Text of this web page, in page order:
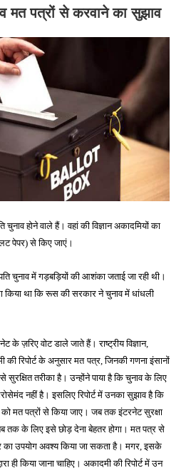
मत पत्रों से करवाने का सुझाव
चुनाव होने वाले हैं। वहां की विज्ञान अकादमियों का
पेपर)से किए जाएं।
चुनाव में गड़बड़ियों की आशंका जताई जा रही थी।
किया था कि रूस की सरकार ने चुनाव में धांधली
के ज़रिए वोट डाले जाते हैं। राष्ट्रीय विज्ञान,
की रिपोर्ट के अनुसार मत पत्र,जिनकी गणना इंसानों
तरीका है। उन्होंने पाया है कि चुनाव के लिए
नहीं है। इसलिए रिपोर्ट में उनका सुझाव है कि
को मत पत्रों से किया जाए। जब तक इंटरनेट सुरक्षा
तक के लिए इसे छोड़ देना बेहतर होगा। मत पत्र से
उपयोग अवश्य किया जा सकता है। मगर,इसके
ही किया जाना चाहिए। अकादमी की रिपोर्ट में उन